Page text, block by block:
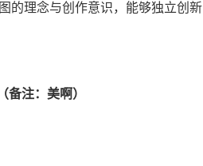
的理念与创作意识，能够独立创新
备注：美啊）